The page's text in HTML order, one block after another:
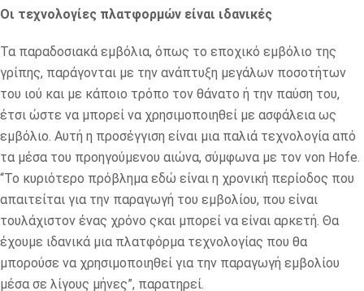
Οι τεχνολογίες πλατφορμών είναι ιδανικές
Τα παραδοσιακά εμβόλια, όπως το εποχικό εμβόλιο της
γρίπης, παράγονται με την ανάπτυξη μεγάλων ποσοτήτων
του ιού και με κάποιο τρόπο τον θάνατο ή την παύση του,
έτσι ώστε να μπορεί να χρησιμοποιηθεί με ασφάλεια ως
εμβόλιο. Αυτή η προσέγγιση είναι μια παλιά τεχνολογία από
τα μέσα του προηγούμενου αιώνα, σύμφωνα με τον von Hofe.
“Το κυριότερο πρόβλημα εδώ είναι η χρονική περίοδος που
απαιτείται για την παραγωγή του εμβολίου, που είναι
τουλάχιστον ένας χρόνο ςκαι μπορεί να είναι αρκετή. Θα
έχουμε ιδανικά μια πλατφόρμα τεχνολογίας που θα
μπορούσε να χρησιμοποιηθεί για την παραγωγή εμβολίου
μέσα σε λίγους μήνες”, παρατηρεί.